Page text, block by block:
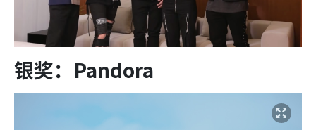
银奖：Pandora